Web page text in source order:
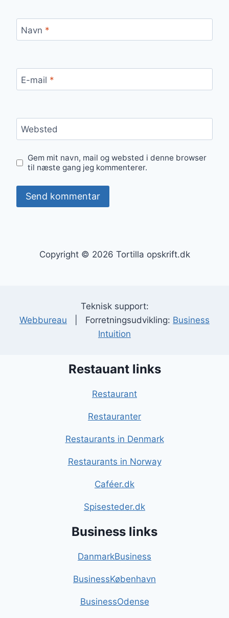
Navn *
E-mail *
Websted
Gem mit navn, mail og websted i denne browser
til næste gang jeg kommenterer.
Copyright © 2026 Tortilla opskrift.dk
Teknisk support:
Webbureau | Forretningsudvikling: Business
Intuition
Restauant links
Restaurant
Restauranter
Restaurants in Denmark
Restaurants in Norway
Caféer.dk
Spisesteder.dk
Business links
DanmarkBusiness
BusinessKøbenhavn
BusinessOdense